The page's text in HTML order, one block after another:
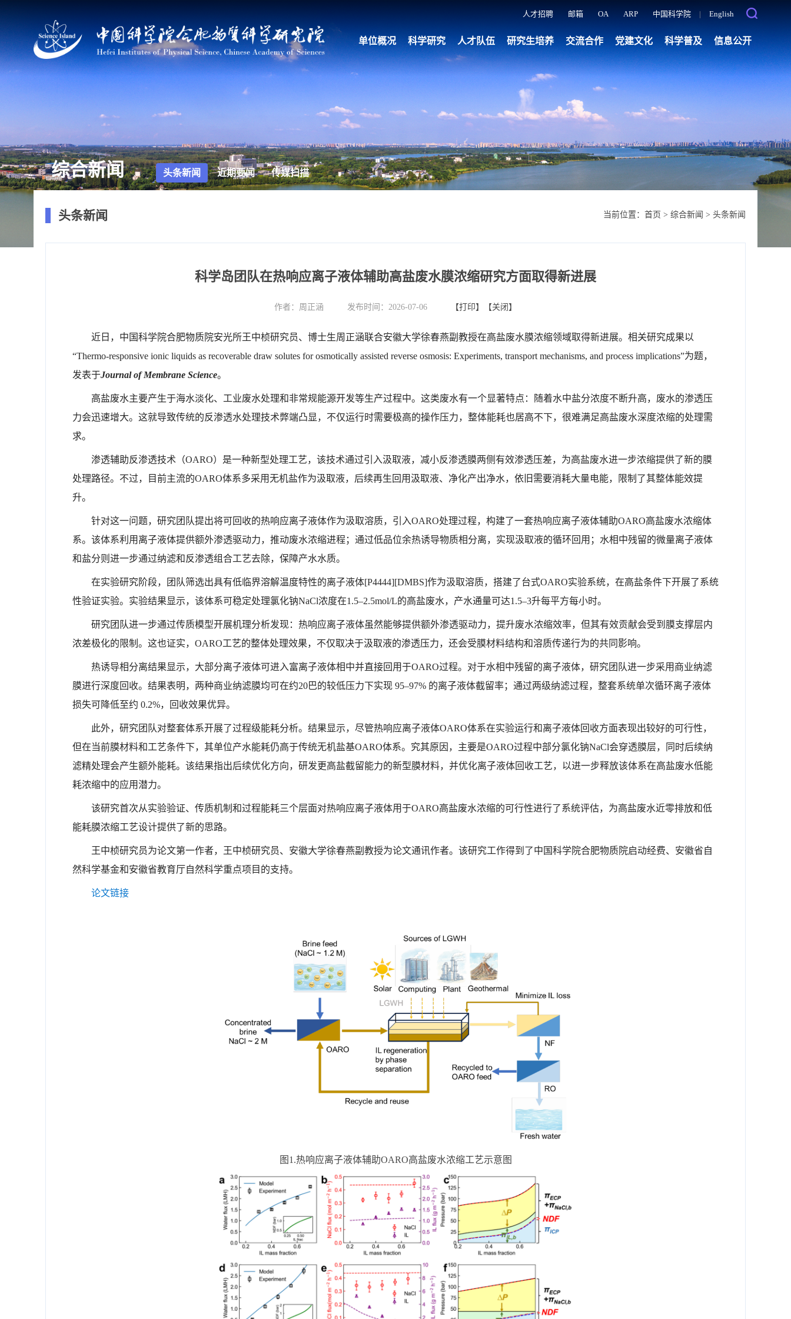
人才招聘 邮箱 OA ARP 中国科学院 | English
单位概况 科学研究 人才队伍 研究生培养 交流合作 党建文化 科学普及 信息公开
综合新闻 头条新闻 近期要闻 传媒扫描
头条新闻 当前位置： 首页 > 综合新闻 > 头条新闻
科学岛团队在热响应离子液体辅助高盐废水膜浓缩研究方面取得新进展
作者： 周正涵 发布时间：2026-07-06 【打印】 【关闭】
近日，中国科学院合肥物质院安光所王中桢研究员、博士生周正涵联合安徽大学徐春燕副教授在高盐废水膜浓缩领域取得新进展。相关研究成果以
“Thermo-responsive ionic liquids as recoverable draw solutes for osmotically assisted reverse osmosis: Experiments, transport mechanisms, and process implications”为题，
发表于Journal of Membrane Science。
高盐废水主要产生于海水淡化、工业废水处理和非常规能源开发等生产过程中。这类废水有一个显著特点：随着水中盐分浓度不断升高，废水的渗透压
力会迅速增大。这就导致传统的反渗透水处理技术弊端凸显，不仅运行时需要极高的操作压力，整体能耗也居高不下，很难满足高盐废水深度浓缩的处理需
求。
渗透辅助反渗透技术（OARO）是一种新型处理工艺，该技术通过引入汲取液，减小反渗透膜两侧有效渗透压差，为高盐废水进一步浓缩提供了新的膜
处理路径。不过，目前主流的OARO体系多采用无机盐作为汲取液，后续再生回用汲取液、净化产出净水，依旧需要消耗大量电能，限制了其整体能效提
升。
针对这一问题，研究团队提出将可回收的热响应离子液体作为汲取溶质，引入OARO处理过程，构建了一套热响应离子液体辅助OARO高盐废水浓缩体
系。该体系利用离子液体提供额外渗透驱动力，推动废水浓缩进程；通过低品位余热诱导物质相分离，实现汲取液的循环回用；水相中残留的微量离子液体
和盐分则进一步通过纳滤和反渗透组合工艺去除，保障产水水质。
在实验研究阶段，团队筛选出具有低临界溶解温度特性的离子液体[P4444][DMBS]作为汲取溶质，搭建了台式OARO实验系统，在高盐条件下开展了系统
性验证实验。实验结果显示，该体系可稳定处理氯化钠NaCl浓度在1.5–2.5mol/L的高盐废水，产水通量可达1.5–3升每平方每小时。
研究团队进一步通过传质模型开展机理分析发现：热响应离子液体虽然能够提供额外渗透驱动力，提升废水浓缩效率，但其有效贡献会受到膜支撑层内
浓差极化的限制。这也证实，OARO工艺的整体处理效果，不仅取决于汲取液的渗透压力，还会受膜材料结构和溶质传递行为的共同影响。
热诱导相分离结果显示，大部分离子液体可进入富离子液体相中并直接回用于OARO过程。对于水相中残留的离子液体，研究团队进一步采用商业纳滤
膜进行深度回收。结果表明，两种商业纳滤膜均可在约20巴的较低压力下实现 95–97% 的离子液体截留率；通过两级纳滤过程，整套系统单次循环离子液体
损失可降低至约 0.2%，回收效果优异。
此外，研究团队对整套体系开展了过程级能耗分析。结果显示，尽管热响应离子液体OARO体系在实验运行和离子液体回收方面表现出较好的可行性，
但在当前膜材料和工艺条件下，其单位产水能耗仍高于传统无机盐基OARO体系。究其原因，主要是OARO过程中部分氯化钠NaCl会穿透膜层，同时后续纳
滤精处理会产生额外能耗。该结果指出后续优化方向，研发更高盐截留能力的新型膜材料，并优化离子液体回收工艺，以进一步释放该体系在高盐废水低能
耗浓缩中的应用潜力。
该研究首次从实验验证、传质机制和过程能耗三个层面对热响应离子液体用于OARO高盐废水浓缩的可行性进行了系统评估，为高盐废水近零排放和低
能耗膜浓缩工艺设计提供了新的思路。
王中桢研究员为论文第一作者，王中桢研究员、安徽大学徐春燕副教授为论文通讯作者。该研究工作得到了中国科学院合肥物质院启动经费、安徽省自
然科学基金和安徽省教育厅自然科学重点项目的支持。
论文链接
图1.热响应离子液体辅助OARO高盐废水浓缩工艺示意图